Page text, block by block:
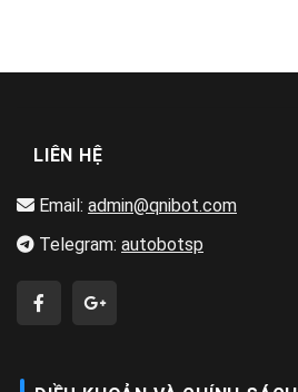
LIÊN HỆ
Email: admin@qnibot.com
Telegram: autobotsp